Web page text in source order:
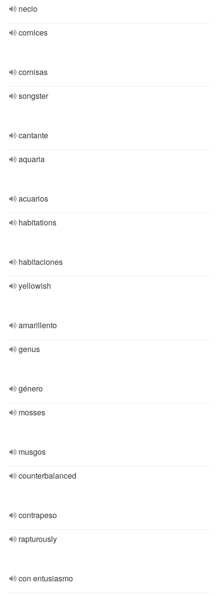
necio
cornices
cornisas
songster
cantante
aquaria
acuarios
habitations
habitaciones
yellowish
amarillento
genus
género
mosses
musgos
counterbalanced
contrapeso
rapturously
con entusiasmo